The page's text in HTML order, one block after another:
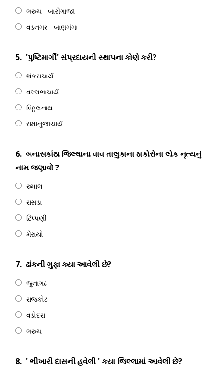
ભરુચ - બારીગાજા
વડનગર - બાણગંગા
5. 'પુષ્ટિમાર્ગી' સંપ્રદાયની સ્થાપના કોણે કરી?
શંકરાચાર્ય
વલ્લભાચાર્ય
વિઠ્ઠલનાથ
રામાનુજાચાર્ય
6. બનાસકાંઠા જિલ્લાના વાવ તાલુકાના ઠાકોરોના લોક નૃત્યનું
નામ જણાવો ?
રુમાલ
રાસડા
ટિપ્પણી
મેરાયો
7. ઢાંકની ગુફા ક્યા આવેલી છે?
જુનાગઢ
રાજકોટ
વડોદરા
ભરુચ
8. ' ભીખારી દાસની હવેલી ' કયા જિલ્લામાં આવેલી છે?